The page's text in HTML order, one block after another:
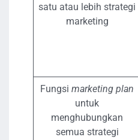
satu atau lebih strategi
marketing
Fungsi marketing plan
untuk
menghubungkan
semua strategi